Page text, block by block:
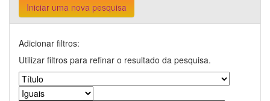
Iniciar uma nova pesquisa
Adicionar filtros:
Utilizar filtros para refinar o resultado da pesquisa.